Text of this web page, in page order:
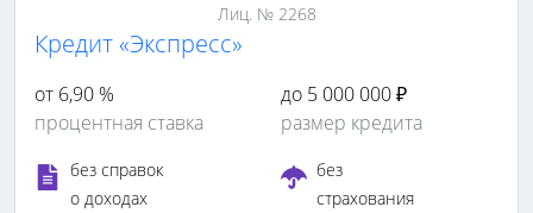
Лиц. № 2268
Кредит «Экспресс»
от 6,90 %
процентная ставка
до 5 000 000 ₽
размер кредита
без справок
о доходах
без
страхования